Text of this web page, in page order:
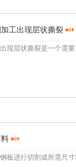
工出现层状撕裂
现层状撕裂是一个需
板进行切割成所需尺